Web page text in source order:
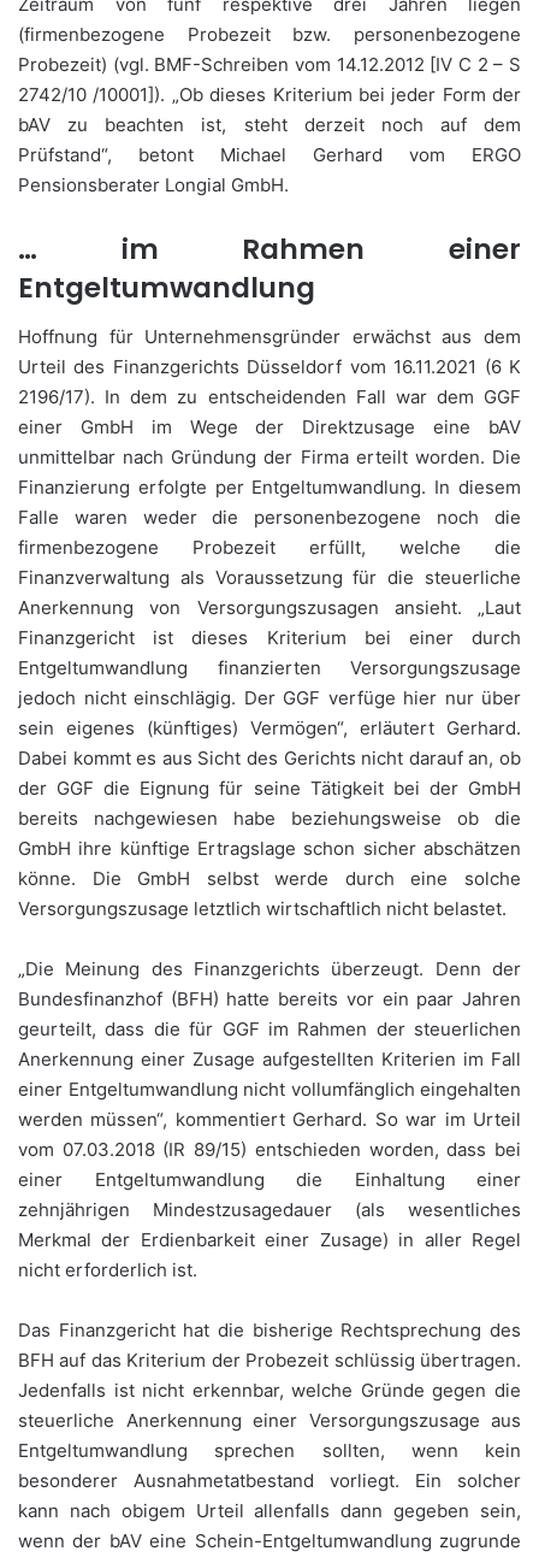
(firmenbezogene Probezeit bzw. personenbezogene
Probezeit) (vgl. BMF-Schreiben vom 14.12.2012 [IV C 2 – S
2742/10 /10001]). „Ob dieses Kriterium bei jeder Form der
bAV zu beachten ist, steht derzeit noch auf dem
Prüfstand“, betont Michael Gerhard vom ERGO
Pensionsberater Longial GmbH.
… im Rahmen einer
Entgeltumwandlung
Hoffnung für Unternehmensgründer erwächst aus dem
Urteil des Finanzgerichts Düsseldorf vom 16.11.2021 (6 K
2196/17). In dem zu entscheidenden Fall war dem GGF
einer GmbH im Wege der Direktzusage eine bAV
unmittelbar nach Gründung der Firma erteilt worden. Die
Finanzierung erfolgte per Entgeltumwandlung. In diesem
Falle waren weder die personenbezogene noch die
firmenbezogene Probezeit erfüllt, welche die
Finanzverwaltung als Voraussetzung für die steuerliche
Anerkennung von Versorgungszusagen ansieht. „Laut
Finanzgericht ist dieses Kriterium bei einer durch
Entgeltumwandlung finanzierten Versorgungszusage
jedoch nicht einschlägig. Der GGF verfüge hier nur über
sein eigenes (künftiges) Vermögen“, erläutert Gerhard.
Dabei kommt es aus Sicht des Gerichts nicht darauf an, ob
der GGF die Eignung für seine Tätigkeit bei der GmbH
bereits nachgewiesen habe beziehungsweise ob die
GmbH ihre künftige Ertragslage schon sicher abschätzen
könne. Die GmbH selbst werde durch eine solche
Versorgungszusage letztlich wirtschaftlich nicht belastet.
„Die Meinung des Finanzgerichts überzeugt. Denn der
Bundesfinanzhof (BFH) hatte bereits vor ein paar Jahren
geurteilt, dass die für GGF im Rahmen der steuerlichen
Anerkennung einer Zusage aufgestellten Kriterien im Fall
einer Entgeltumwandlung nicht vollumfänglich eingehalten
werden müssen“, kommentiert Gerhard. So war im Urteil
vom 07.03.2018 (IR 89/15) entschieden worden, dass bei
einer Entgeltumwandlung die Einhaltung einer
zehnjährigen Mindestzusagedauer (als wesentliches
Merkmal der Erdienbarkeit einer Zusage) in aller Regel
nicht erforderlich ist.
Das Finanzgericht hat die bisherige Rechtsprechung des
BFH auf das Kriterium der Probezeit schlüssig übertragen.
Jedenfalls ist nicht erkennbar, welche Gründe gegen die
steuerliche Anerkennung einer Versorgungszusage aus
Entgeltumwandlung sprechen sollten, wenn kein
besonderer Ausnahmetatbestand vorliegt. Ein solcher
kann nach obigem Urteil allenfalls dann gegeben sein,
wenn der bAV eine Schein-Entgeltumwandlung zugrunde